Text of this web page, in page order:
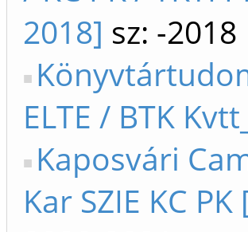
2018] sz: -2018
ELTE / BTK
Kaposvári
Kar SZIE KC